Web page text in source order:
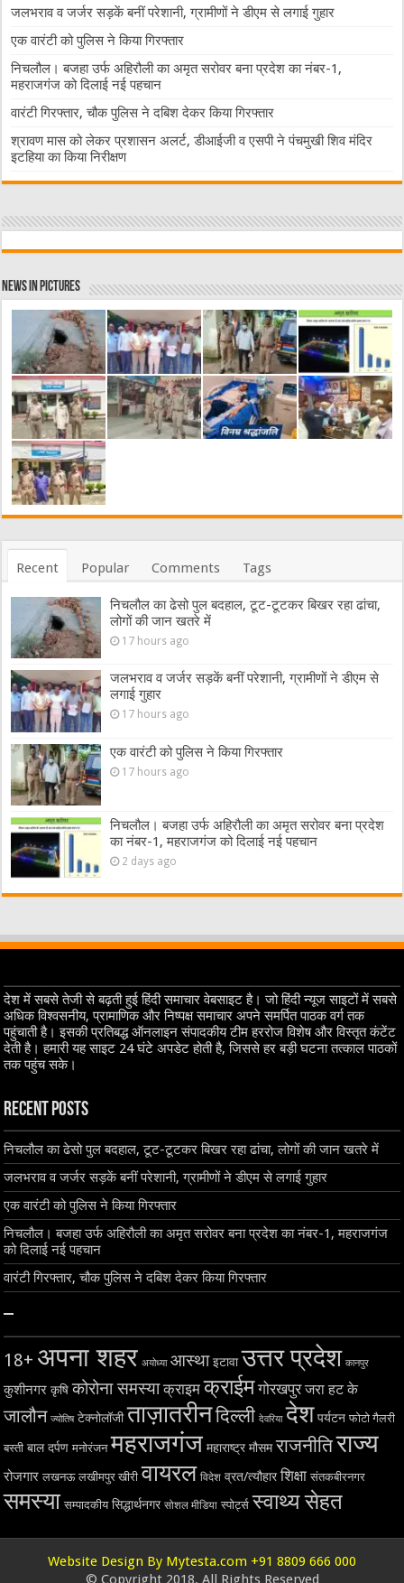
जलभराव व जर्जर सड़कें बनीं परेशानी, ग्रामीणों ने डीएम से लगाई गुहार
एक वारंटी को पुलिस ने किया गिरफ्तार
निचलौल। बजहा उर्फ अहिरौली का अमृत सरोवर बना प्रदेश का नंबर-1,
महराजगंज को दिलाई नई पहचान
वारंटी गिरफ्तार, चौक पुलिस ने दबिश देकर किया गिरफ्तार
श्रावण मास को लेकर प्रशासन अलर्ट, डीआईजी व एसपी ने पंचमुखी शिव मंदिर
इटहिया का किया निरीक्षण
News in Pictures
Recent Popular Comments Tags
निचलौल का ढेसो पुल बदहाल, टूट-टूटकर बिखर रहा ढांचा,
लोगों की जान खतरे में
17 hours ago
जलभराव व जर्जर सड़कें बनीं परेशानी, ग्रामीणों ने डीएम से
लगाई गुहार
17 hours ago
एक वारंटी को पुलिस ने किया गिरफ्तार
17 hours ago
निचलौल। बजहा उर्फ अहिरौली का अमृत सरोवर बना प्रदेश
का नंबर-1, महराजगंज को दिलाई नई पहचान
2 days ago
देश में सबसे तेजी से बढ़ती हुई हिंदी समाचार वेबसाइट है। जो हिंदी न्यूज साइटों में सबसे
अधिक विश्वसनीय, प्रामाणिक और निष्पक्ष समाचार अपने समर्पित पाठक वर्ग तक
पहुंचाती है। इसकी प्रतिबद्ध ऑनलाइन संपादकीय टीम हररोज विशेष और विस्तृत कंटेंट
देती है। हमारी यह साइट 24 घंटे अपडेट होती है, जिससे हर बड़ी घटना तत्काल पाठकों
तक पहुंच सके।
Recent Posts
निचलौल का ढेसो पुल बदहाल, टूट-टूटकर बिखर रहा ढांचा, लोगों की जान खतरे में
जलभराव व जर्जर सड़कें बनीं परेशानी, ग्रामीणों ने डीएम से लगाई गुहार
एक वारंटी को पुलिस ने किया गिरफ्तार
निचलौल। बजहा उर्फ अहिरौली का अमृत सरोवर बना प्रदेश का नंबर-1, महराजगंज
को दिलाई नई पहचान
वारंटी गिरफ्तार, चौक पुलिस ने दबिश देकर किया गिरफ्तार
–
18+ अपना शहर अयोध्या आस्था इटावा उत्तर प्रदेश कानपुर
कुशीनगर कृषि कोरोना समस्या क्राइम क्राईम गोरखपुर जरा हट के
जालौन ज्योतिष टेक्नोलॉजी ताज़ातरीनदिल्ली देवरिया देश पर्यटन फोटो गैलरी
बस्ती बाल दर्पण मनोरंजन महराजगंज महाराष्ट्र मौसम राजनीतिराज्य
रोजगार लखनऊ लखीमपुर खीरी वायरल विदेश व्रत/त्यौहार शिक्षा संतकबीरनगर
समस्या सम्पादकीय सिद्धार्थनगर सोशल मीडिया स्पोर्ट्स स्वाथ्य सेहत
Website Design By Mytesta.com +91 8809 666 000
© Copyright 2018, All Rights Reserved